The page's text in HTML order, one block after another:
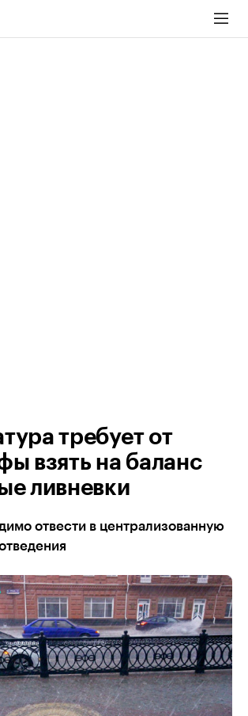
требует от
взять на баланс
ливневки
отвести в централизованную